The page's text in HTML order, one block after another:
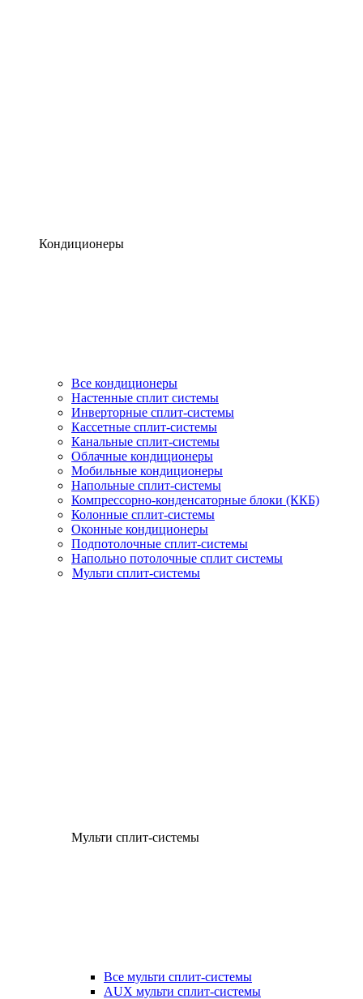
Кондиционеры
Все кондиционеры
Настенные сплит системы
Инверторные сплит-системы
Кассетные сплит-системы
Канальные сплит-системы
Облачные кондиционеры
Мобильные кондиционеры
Напольные сплит-системы
Компрессорно-конденсаторные блоки (ККБ)
Колонные сплит-системы
Оконные кондиционеры
Подпотолочные сплит-системы
Напольно потолочные сплит системы
Мульти сплит-системы
Мульти сплит-системы
Все мульти сплит-системы
AUX мульти сплит-системы